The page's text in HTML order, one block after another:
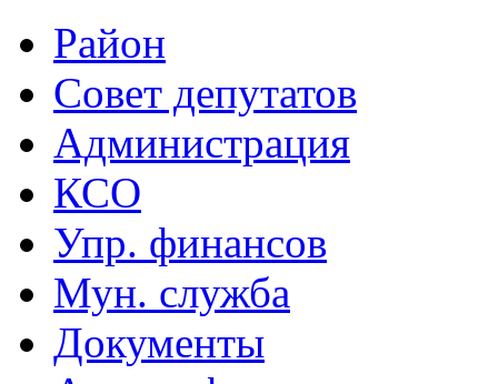
Район
Совет депутатов
Администрация
КСО
Упр. финансов
Мун. служба
Документы